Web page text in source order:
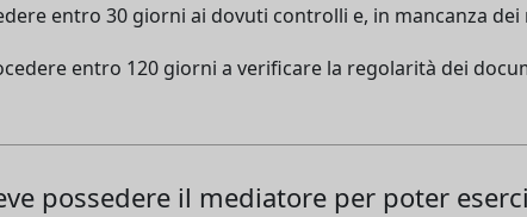
entro 30 giorni ai dovuti controlli e, in mancanza
entro 120 giorni a verificare la regolarità dei
possedere il mediatore per poter